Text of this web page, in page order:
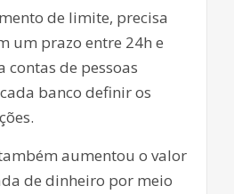
de limite, precisa
um prazo entre 24h e
contas de pessoas
banco definir os
aumentou o valor
de dinheiro por meio